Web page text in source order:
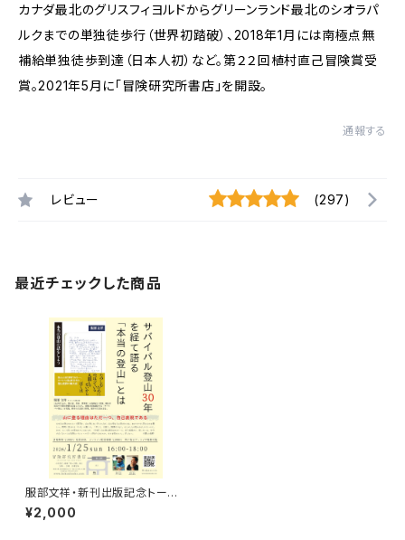
カナダ最北のグリスフィヨルドからグリーンランド最北のシオラパ
ルクまでの単独徒歩行（世界初踏破）、2018年1月には南極点無
補給単独徒歩到達（日本人初）など。第２２回植村直己冒険賞受
賞。2021年5月に「冒険研究所書店」を開設。
通報する
レビュー (297)
最近チェックした商品
服部文祥・新刊出版記念トーク
イベント録画視聴権
¥2,000